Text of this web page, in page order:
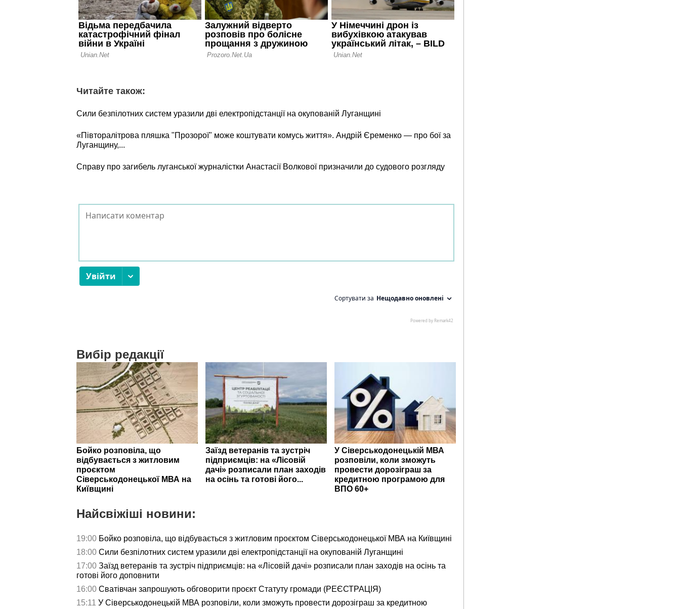
Читайте також:
Сили безпілотних систем уразили дві електропідстанції на окупованій Луганщині
«Півторалітрова пляшка "Прозорої" може коштувати комусь життя». Андрій Єременко — про бої за
Луганщину,...
Справу про загибель луганської журналістки Анастасії Волкової призначили до судового розгляду
Вибір редакції
Бойко розповіла, що
відбувається з житловим
проєктом
Сіверськодонецької МВА на
Київщині
Заїзд ветеранів та зустріч
підприємців: на «Лісовій
дачі» розписали план заходів
на осінь та готові його...
У Сіверськодонецькій МВА
розповіли, коли зможуть
провести дорозіграш за
кредитною програмою для
ВПО 60+
Найсвіжіші новини:
19:00 Бойко розповіла, що відбувається з житловим проєктом Сіверськодонецької МВА на Київщині
18:00 Сили безпілотних систем уразили дві електропідстанції на окупованій Луганщині
17:00 Заїзд ветеранів та зустріч підприємців: на «Лісовій дачі» розписали план заходів на осінь та
готові його доповнити
16:00 Сватівчан запрошують обговорити проєкт Статуту громади (РЕЄСТРАЦІЯ)
15:11 У Сіверськодонецькій МВА розповіли, коли зможуть провести дорозіграш за кредитною